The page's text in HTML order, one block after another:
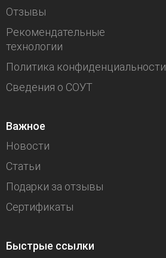
Отзывы
Рекомендательные
технологии
Политика конфиденциальности
Сведения о СОУТ
Важное
Новости
Статьи
Подарки за отзывы
Сертификаты
Быстрые ссылки